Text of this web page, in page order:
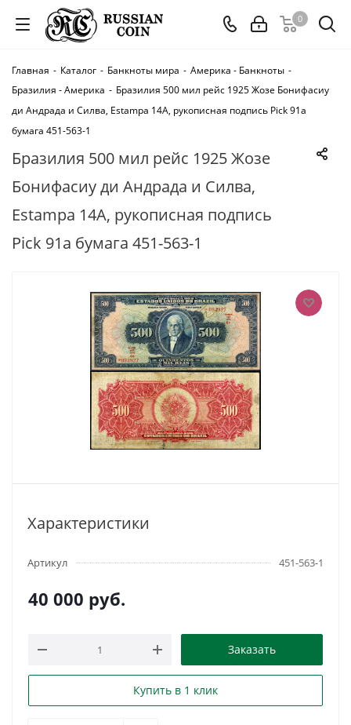
0
Главная - Каталог - Банкноты мира - Америка - Банкноты -
Бразилия - Америка - Бразилия 500 мил рейс 1925 Жозе Бонифасиу
ди Андрада и Силва, Estampa 14A, рукописная подпись Pick 91а
бумага 451-563-1
Бразилия 500 мил рейс 1925 Жозе
Бонифасиу ди Андрада и Силва,
Estampa 14A, рукописная подпись
Pick 91а бумага 451-563-1
Характеристики
Артикул 451-563-1
40 000 руб.
Заказать
Купить в 1 клик